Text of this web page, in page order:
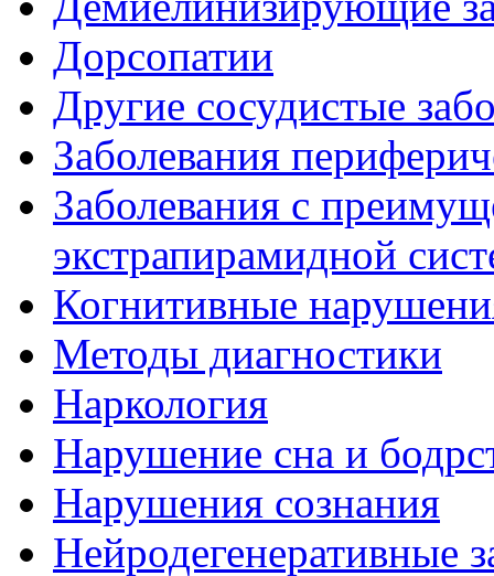
Дорсопатии
Другие сосудистые
Заболевания
Заболевания с
экстрапирамидной
Когнитивные
Методы диагностики
Наркология
Нарушение сна и
Нарушения сознания
Нейродегенеративные